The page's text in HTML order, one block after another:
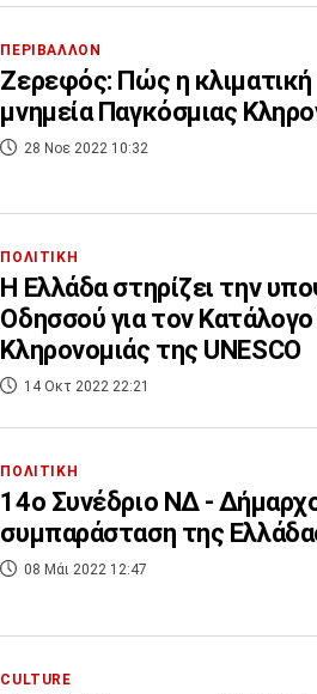
ΠΕΡΙΒΑΛΛΟΝ
Ζερεφός: Πώς η κλιματική
μνημεία Παγκόσμιας
28 Νοε 2022 10:32
ΠΟΛΙΤΙΚΗ
Η Ελλάδα στηρίζει την
Οδησσού για τον
Κληρονομιάς της UNESCO
14 Οκτ 2022 22:21
ΠΟΛΙΤΙΚΗ
14ο Συνέδριο ΝΔ -
συμπαράσταση της
08 Μάι 2022 12:47
CULTURE